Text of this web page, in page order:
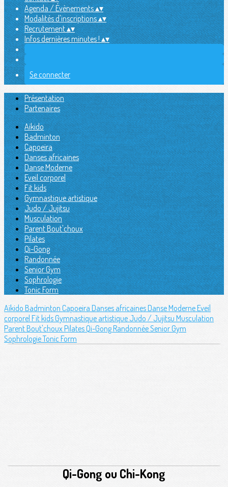
Agenda / Évènements▴▾
Modalités d'inscriptions▴▾
Recrutement▴▾
Infos dernières minutes !▴▾
Se connecter
Présentation
Partenaires
Aïkido
Badminton
Capoeira
Danses africaines
Danse Moderne
Eveil corporel
Fit kids
Gymnastique artistique
Judo / Jujitsu
Musculation
Parent Bout'choux
Pilates
Qi-Gong
Randonnée
Senior Gym
Sophrologie
Tonic Form
Aïkido Badminton Capoeira Danses africainesDanse ModerneEveil
corporel Fit kidsGymnastique artistique Judo / Jujitsu Musculation
Parent Bout'choux PilatesQi-GongRandonnéeSenior Gym
SophrologieTonic Form
Qi-Gong ou Chi-Kong